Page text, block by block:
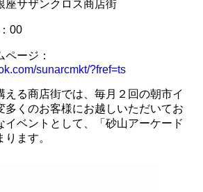
座サザンクロス商店街
00
ージ：
sunarcmkt/?fref=ts
える商店街では、毎月２回の朝市イ
多くのお客様にお越しいただいてお
イベントとして、「砂山アーケード
ます。